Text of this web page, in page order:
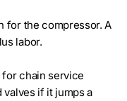
for the compressor. A
labor.
for chain service
valves if it jumps a